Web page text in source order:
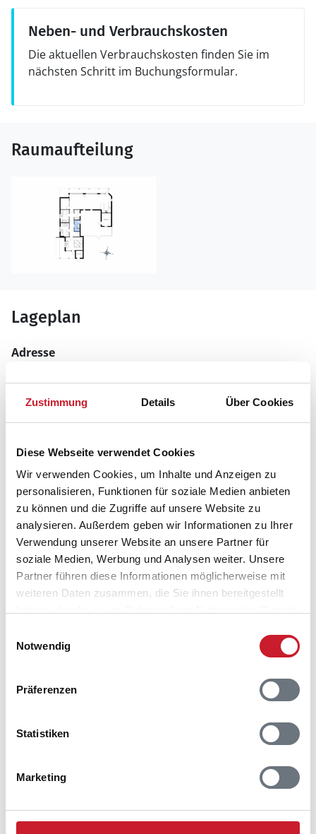
Zustimmung Details Über Cookies
Diese Webseite verwendet Cookies
Wir verwenden Cookies, um Inhalte und Anzeigen zu
personalisieren, Funktionen für soziale Medien anbieten
zu können und die Zugriffe auf unsere Website zu
analysieren. Außerdem geben wir Informationen zu Ihrer
Verwendung unserer Website an unsere Partner für
soziale Medien, Werbung und Analysen weiter. Unsere
Partner führen diese Informationen möglicherweise mit
weiteren Daten zusammen, die Sie ihnen bereitgestellt
Notwendig
Präferenzen
Statistiken
Marketing
Neben- und Verbrauchskosten
Die aktuellen Verbrauchskosten finden Sie im
nächsten Schritt im Buchungsformular.
Raumaufteilung
Lageplan
Adresse
Morgenvej 3
Nørlev Strand
9800 Hjørring
Belegungskalender
Anzahl Reisende auswählen
Sie bekommen Verfügbarkeit und Preis angezeigt